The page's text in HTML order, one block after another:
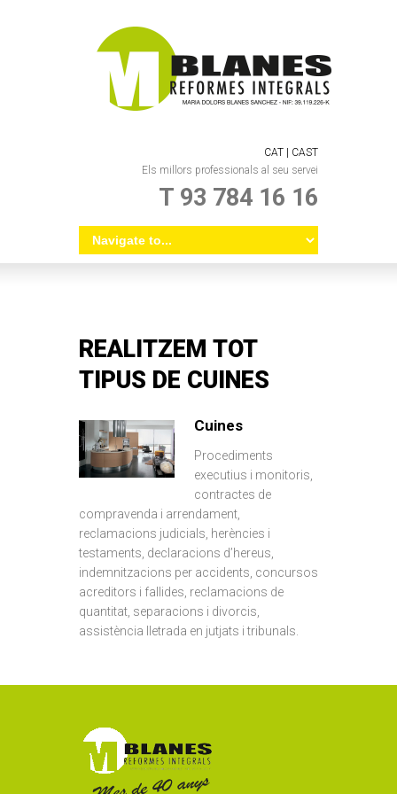
CAT |
CAST
Els millors professionals al seu servei
T 93 784 16 16
REALITZEM TOT
TIPUS DE CUINES
Cuines
Procediments
executius i monitoris,
contractes de
compravenda i arrendament,
reclamacions judicials, herències i
testaments, declaracions d’hereus,
indemnitzacions per accidents, concursos
acreditors i fallides, reclamacions de
quantitat, separacions i divorcis,
assistència lletrada en jutjats i tribunals.